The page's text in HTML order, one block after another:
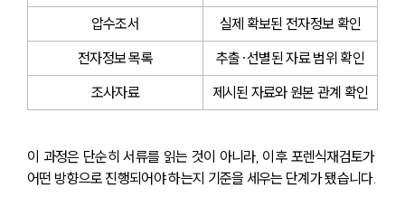
압수조서
실제 확보된 전자정보 확인
전자정보 목록
추출·선별된 자료 범위 확인
조사자료
제시된 자료와 원본 관계 확인
이 과정은 단순히 서류를 읽는 것이 아니라, 이후 포렌식재검토가
어떤 방향으로 진행되어야 하는지 기준을 세우는 단계가 됐습니다.